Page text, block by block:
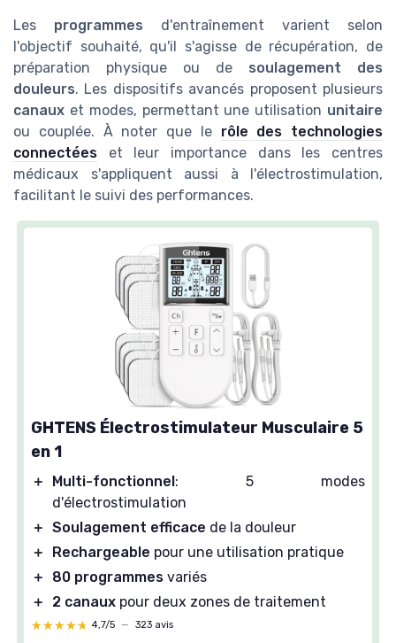
Les programmes d'entraînement varient selon
l'objectif souhaité, qu'il s'agisse de récupération, de
préparation physique ou de soulagement des
douleurs. Les dispositifs avancés proposent plusieurs
canaux et modes, permettant une utilisation unitaire
ou couplée. À noter que le rôle des technologies
connectées et leur importance dans les centres
médicaux s'appliquent aussi à l'électrostimulation,
facilitant le suivi des performances.
GHTENS Électrostimulateur Musculaire 5
en 1
＋ Multi-fonctionnel: 5 modes
d'électrostimulation
＋ Soulagement efficace de la douleur
＋
Rechargeable pour une utilisation pratique
＋
80 programmes variés
＋
2 canaux pour deux zones de traitement
★★★★★
★★★★★ 4,7/5 — 323 avis